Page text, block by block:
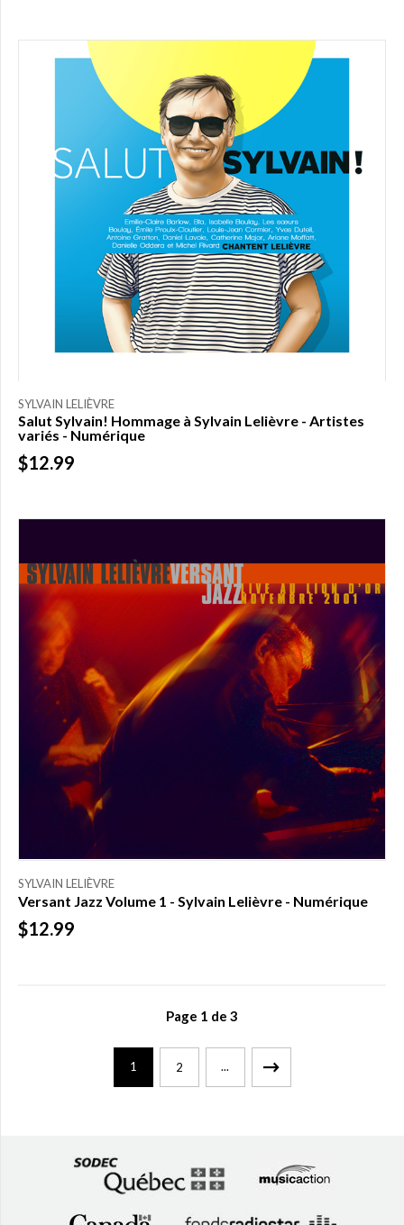
SYLVAIN LELIÈVRE
Salut Sylvain! Hommage à Sylvain Lelièvre - Artistes
variés - Numérique
$12.99
SYLVAIN LELIÈVRE
Versant Jazz Volume 1 - Sylvain Lelièvre - Numérique
$12.99
Page 1 de 3
1 2 ...